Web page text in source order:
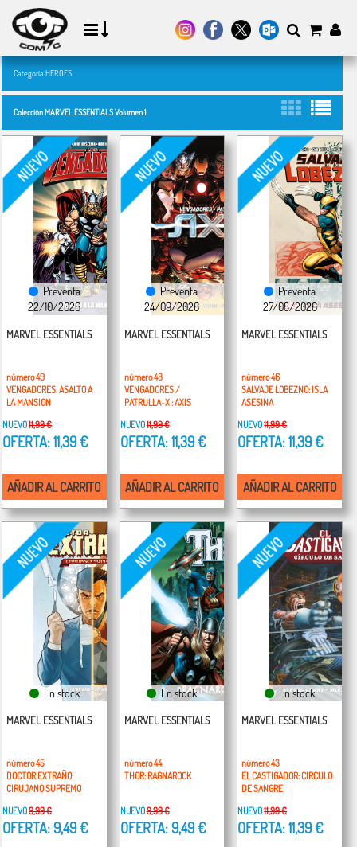
Categoría HEROES
Colección MARVEL ESSENTIALS Volumen 1
Preventa
22/10/2026
MARVEL ESSENTIALS
número 49
VENGADORES. ASALTO A
LA MANSION
NUEVO11,99 €
OFERTA: 11,39 €
AÑADIR AL CARRITO
Preventa
24/09/2026
MARVEL ESSENTIALS
número 48
VENGADORES /
PATRULLA-X : AXIS
NUEVO11,99 €
OFERTA: 11,39 €
AÑADIR AL CARRITO
Preventa
27/08/2026
MARVEL ESSENTIALS
número 46
SALVAJE LOBEZNO: ISLA
ASESINA
NUEVO11,99 €
OFERTA: 11,39 €
AÑADIR AL CARRITO
En stock
MARVEL ESSENTIALS
número 45
DOCTOR EXTRAÑO:
CIRUJANO SUPREMO
NUEVO9,99 €
OFERTA: 9,49 €
En stock
MARVEL ESSENTIALS
número 44
THOR: RAGNAROCK
NUEVO9,99 €
OFERTA: 9,49 €
En stock
MARVEL ESSENTIALS
número 43
EL CASTIGADOR: CIRCULO
DE SANGRE
NUEVO11,99 €
OFERTA: 11,39 €